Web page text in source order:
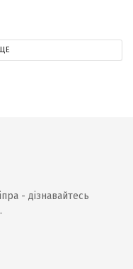
- дізнавайтесь